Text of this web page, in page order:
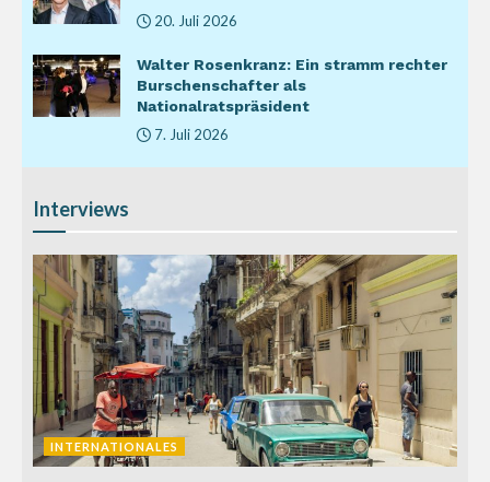
20. Juli 2026
Walter Rosenkranz: Ein stramm rechter
Burschenschafter als
Nationalratspräsident
7. Juli 2026
Interviews
INTERNATIONALES